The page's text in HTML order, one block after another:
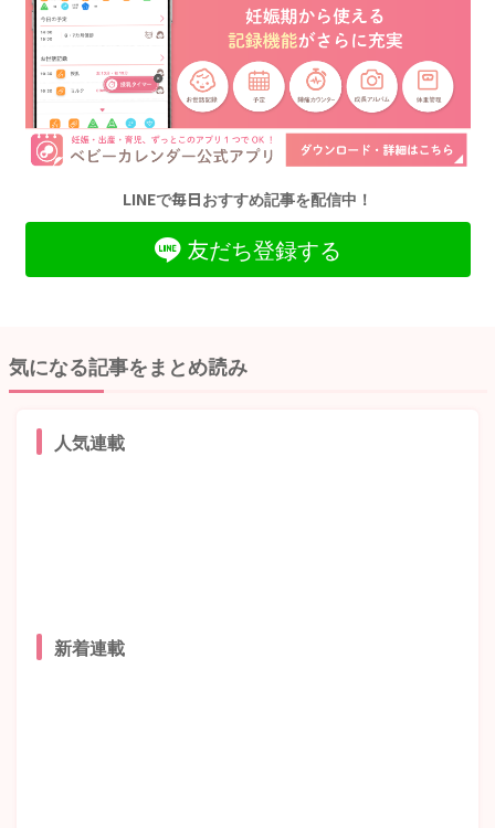
LINEで毎日おすすめ記事を配信中！
友だち登録する
気になる記事をまとめ読み
人気連載
新着連載